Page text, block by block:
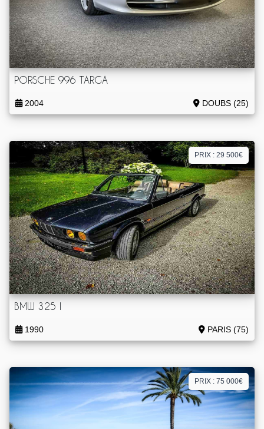
PORSCHE 996 TARGA
2004 DOUBS (25)
PRIX : 29 500€
BMW 325 I
1990 PARIS (75)
PRIX : 75 000€